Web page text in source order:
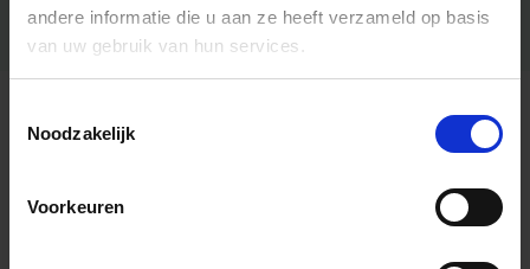
andere informatie die u aan ze heeft verzameld op basis
van uw gebruik van hun services.
Noodzakelijk
Voorkeuren
Algemene informatie